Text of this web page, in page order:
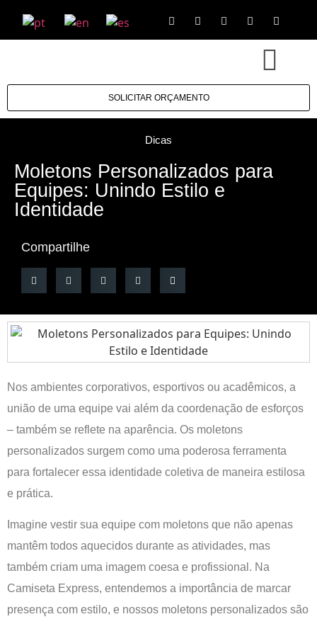
SOLICITAR ORÇAMENTO
Dicas
Moletons Personalizados para
Equipes: Unindo Estilo e
Identidade
Compartilhe
Nos ambientes corporativos, esportivos ou acadêmicos, a
união de uma equipe vai além da coordenação de esforços
– também se reflete na aparência. Os moletons
personalizados surgem como uma poderosa ferramenta
para fortalecer essa identidade coletiva de maneira estilosa
e prática.
Imagine vestir sua equipe com moletons que não apenas
mantêm todos aquecidos durante as atividades, mas
também criam uma imagem coesa e profissional. Na
Camiseta Express, entendemos a importância de marcar
presença com estilo, e nossos moletons personalizados são